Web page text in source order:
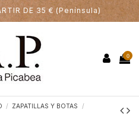
DE 35 € (Península)
0
ZAPATILLAS Y BOTAS